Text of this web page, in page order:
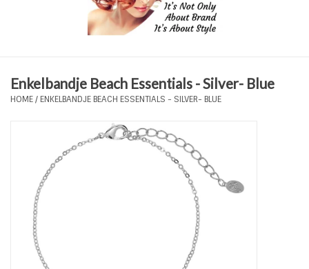
Plus Size Sieraden
Tassen en meer
Haaraccesoires
Zonnebrillen
Enkelbandje Beach Essentials - Silver- Blue
HOME/ ENKELBANDJE BEACH ESSENTIALS - SILVER- BLUE